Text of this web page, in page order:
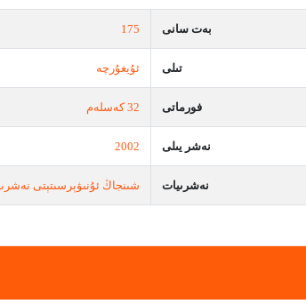
بەت سانى 175
تىلى ئۇيغۇرچە
فورماتى 32 كەسلەم
نەشر يىلى 2002
نەشرىيات شىنجاڭ ئۇنىۋېرسىتېتى